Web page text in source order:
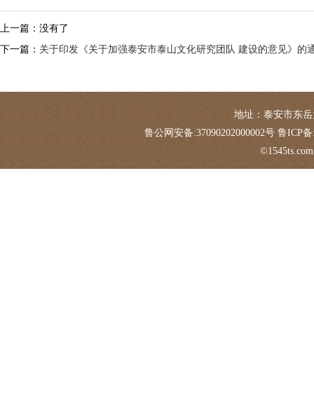
上一篇：没有了
下一篇： 关于印发《关于加强泰安市泰山文化研究团队 建设的意见》的
地址：泰安市东
鲁公网安备:37090202000002号 鲁ICP